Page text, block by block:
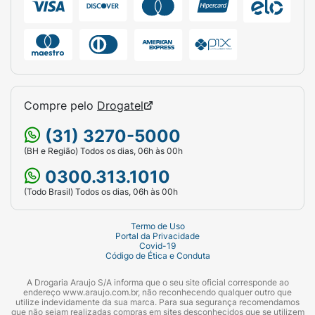
Compre pelo Drogatel
(31) 3270-5000
(BH e Região) Todos os dias, 06h às 00h
0300.313.1010
(Todo Brasil) Todos os dias, 06h às 00h
Termo de Uso
Portal da Privacidade
Covid-19
Código de Ética e Conduta
A Drogaria Araujo S/A informa que o seu site oficial corresponde ao
endereço www.araujo.com.br, não reconhecendo qualquer outro que
utilize indevidamente da sua marca. Para sua segurança recomendamos
que não sejam realizadas compras em sites desconhecidos que se utilizem